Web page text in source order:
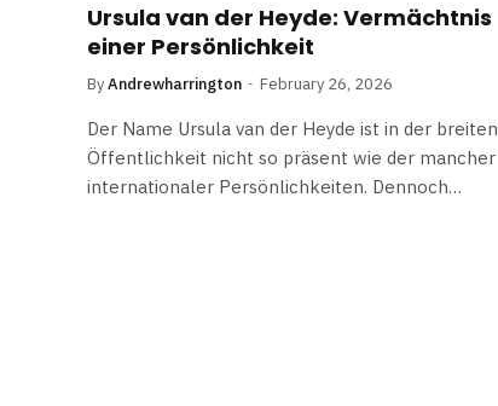
Ursula van der Heyde: Vermächtnis
einer Persönlichkeit
ByAndrewharrington February 26, 2026
Der Name Ursula van der Heyde ist in der breiten
Öffentlichkeit nicht so präsent wie der mancher
internationaler Persönlichkeiten. Dennoch…